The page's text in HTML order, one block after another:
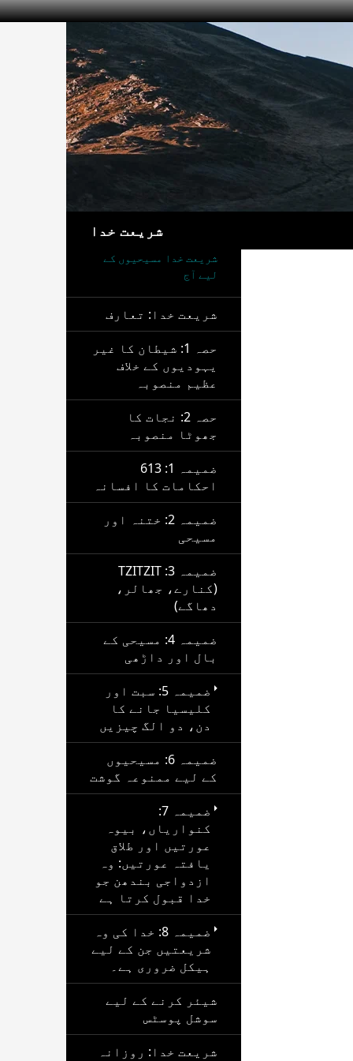
شریعت خدا
شریعت خدا مسیحیوں کے
لیے آج
شریعت خدا: تعارف
حصہ 1: شیطان کا غیر
یہودیوں کے خلاف
عظیم منصوبہ
حصہ 2: نجات کا
جھوٹا منصوبہ
ضمیمہ 1: 613
احکامات کا افسانہ
ضمیمہ 2: ختنہ اور
مسیحی
ضمیمہ 3: TZITZIT
(کنارے، جھالر،
دھاگے)
ضمیمہ 4: مسیحی کے
بال اور داڑھی
ضمیمہ 5: سبت اور
کلیسیا جانے کا
دن، دو الگ چیزیں
ضمیمہ 6: مسیحیوں
کے لیے ممنوعہ گوشت
ضمیمہ 7:
کنواریاں، بیوہ
عورتیں اور طلاق
یافتہ عورتیں: وہ
ازدواجی بندھن جو
خدا قبول کرتا ہے
ضمیمہ 8: خدا کی وہ
شریعتیں جن کے لیے
ہیکل ضروری ہے۔
شیئر کرنے کے لیے
سوشل پوسٹس
شریعت خدا: روزانہ